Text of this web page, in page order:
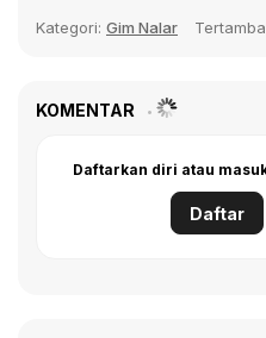
Kategori: Gim Nalar
KOMENTAR
Daftarkan diri atau
Daftar